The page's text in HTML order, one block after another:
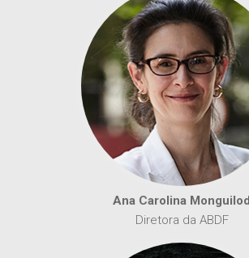
Ana Carolina Monguilod
Diretora da ABDF